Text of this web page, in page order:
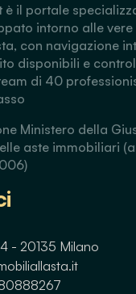
è il portale
intorno alle vere
con navigazione
disponibili e
di 40
Ministero della
aste immobiliari
- 20135 Milano